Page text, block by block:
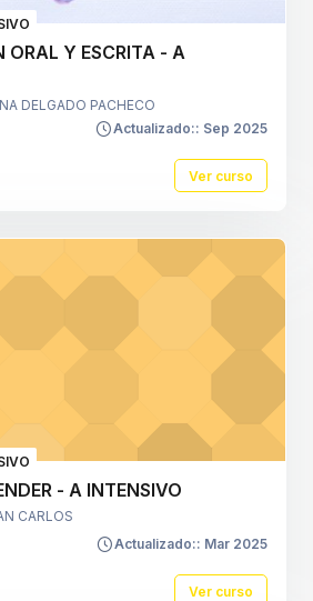
ORAL Y ESCRITA - A
DELGADO PACHECO
Actualizado:: Sep 2025
Ver curso
- A INTENSIVO
CARLOS
Actualizado:: Mar 2025
Ver curso